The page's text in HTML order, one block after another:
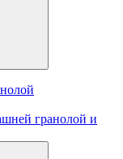
гранолой и